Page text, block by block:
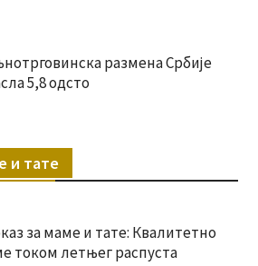
размена Србије
5,8 одсто
и тате
за маме и тате: Квалитетно
током летњег распуста